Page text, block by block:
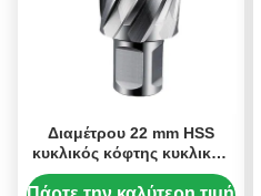
Διαμέτρου 22 mm HSS
κυκλικός κόφτης κυκλικός
κυκλικός τρυπάνι ομίλου